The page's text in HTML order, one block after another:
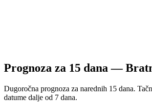
Prognoza za 15 dana —
Dugoročna prognoza za narednih 15 dana.
datume dalje od 7 dana.